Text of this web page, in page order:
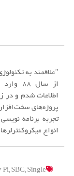
"علاقمند به
از سال
اطلاعات شدم و در
پروژه‌های
تجربه برنامه
انواع
Pi, SBC, Single